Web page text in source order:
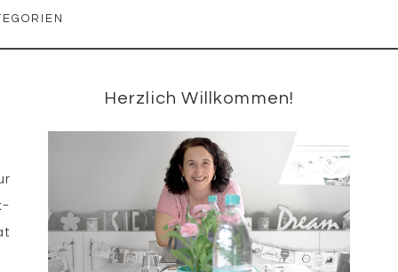
Seitenspalte
Herzlich Willkommen!